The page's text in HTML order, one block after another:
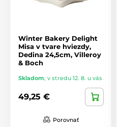
Winter Bakery Delight
Misa v tvare hviezdy,
Dedina 24,5cm, Villeroy
& Boch
Skladom, v stredu 12. 8. u vás
49,25 €
Porovnať